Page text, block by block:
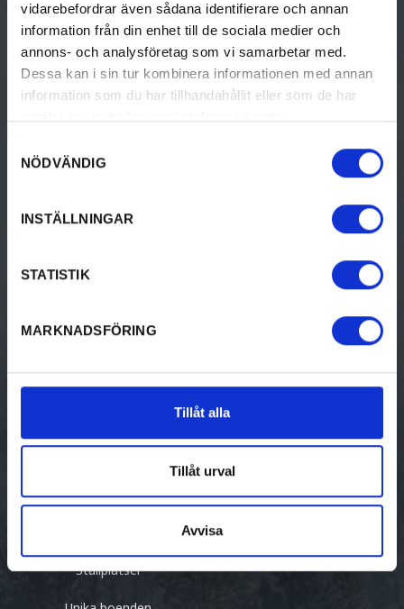
vidarebefordrar även sådana identifierare och annan
information från din enhet till de sociala medier och
annons- och analysföretag som vi samarbetar med.
Dessa kan i sin tur kombinera informationen med annan
information som du har tillhandahållit eller som de har
NÖDVÄNDIG
INSTÄLLNINGAR
STATISTIK
MARKNADSFÖRING
Tillåt alla
Tillåt urval
Avvisa
GÖRA
Aktiviteter
Kultur & historia
Mat & dryck
Evenemang
UPPTÄCK VÄRMLAND
Upptäck Värmland
Resa hit
Destinationer i Värmland
Stugor
Ställplatser
FÖR FÖRETAG
evenemang/besöksmål